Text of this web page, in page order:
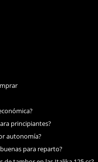
principiantes?
autonomía?
para reparto?